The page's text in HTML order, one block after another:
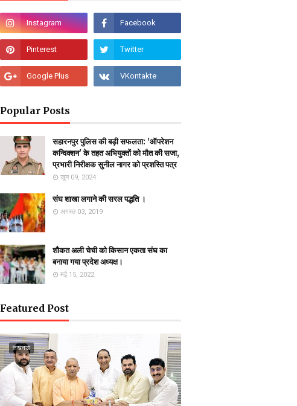
Popular Posts
सहारनपुर पुलिस की बड़ी सफलता: 'ऑपरेशन
कन्विक्शन' के तहत अभियुक्तों को मौत की सजा,
प्रभारी निरीक्षक सुनील नागर को प्रशस्ति पत्र
जून 09, 2024
संघ शाखा लगाने की सरल पद्धति ।
अगस्त 03, 2019
शौकत अली चेची को किसान एकता संघ का
बनाया गया प्रदेश अध्यक्ष।
मई 15, 2022
Featured Post
लखनऊ